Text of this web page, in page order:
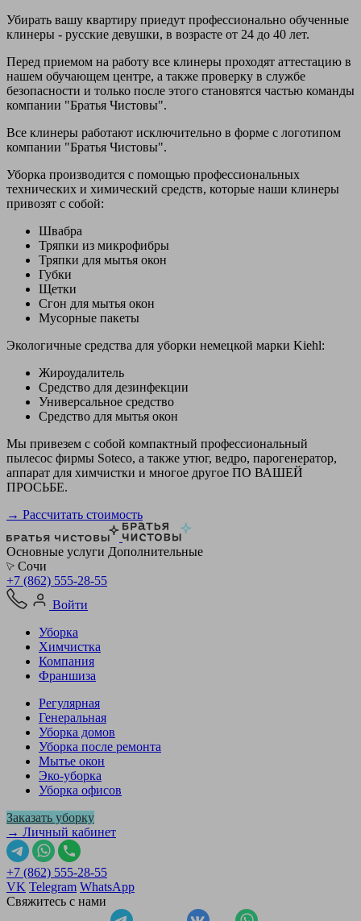
Убирать вашу квартиру приедут профессионально обученные
клинеры - русские девушки, в возрасте от 24 до 40 лет.
Перед приемом на работу все клинеры проходят аттестацию в
нашем обучающем центре, а также проверку в службе
безопасности и только после этого становятся частью команды
компании "Братья Чистовы".
Все клинеры работают исключительно в форме с логотипом
компании "Братья Чистовы".
Уборка производится с помощью профессиональных
технических и химический средств, которые наши клинеры
привозят с собой:
Швабра
Тряпки из микрофибры
Тряпки для мытья окон
Губки
Щетки
Сгон для мытья окон
Мусорные пакеты
Экологичные средства для уборки немецкой марки Kiehl:
Жироудалитель
Средство для дезинфекции
Универсальное средство
Средство для мытья окон
Мы привезем с собой компактный профессиональный
пылесос фирмы Soteco, а также утюг, ведро, парогенератор,
аппарат для химчистки и многое другое ПО ВАШЕЙ
ПРОСЬБЕ.
→ Рассчитать стоимость
Основные услуги Дополнительные
Сочи
+7 (862) 555-28-55
Войти
Уборка
Химчистка
Компания
Франшиза
Регулярная
Генеральная
Уборка домов
Уборка после ремонта
Мытье окон
Эко-уборка
Уборка офисов
Заказать уборку
→ Личный кабинет
+7 (862) 555-28-55
VK Telegram WhatsApp
Свяжитесь с нами